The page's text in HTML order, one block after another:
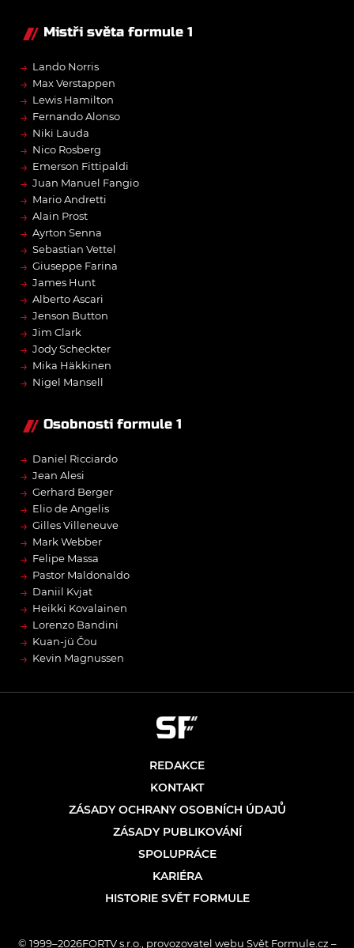
Mistři světa formule 1
→ Lando Norris
→ Max Verstappen
→ Lewis Hamilton
→ Fernando Alonso
→ Niki Lauda
→ Nico Rosberg
→ Emerson Fittipaldi
→ Juan Manuel Fangio
→ Mario Andretti
→ Alain Prost
→ Ayrton Senna
→ Sebastian Vettel
→ Giuseppe Farina
→ James Hunt
→ Alberto Ascari
→ Jenson Button
→ Jim Clark
→ Jody Scheckter
→ Mika Häkkinen
→ Nigel Mansell
Osobnosti formule 1
→ Daniel Ricciardo
→ Jean Alesi
→ Gerhard Berger
→ Elio de Angelis
→ Gilles Villeneuve
→ Mark Webber
→ Felipe Massa
→ Pastor Maldonaldo
→ Daniil Kvjat
→ Heikki Kovalainen
→ Lorenzo Bandini
→ Kuan-jü Čou
→ Kevin Magnussen
REDAKCE
KONTAKT
ZÁSADY OCHRANY OSOBNÍCH ÚDAJŮ
ZÁSADY PUBLIKOVÁNÍ
SPOLUPRÁCE
KARIÉRA
HISTORIE SVĚT FORMULE
© 1999–2026FORTV s.r.o., provozovatel webu Svět Formule.cz –